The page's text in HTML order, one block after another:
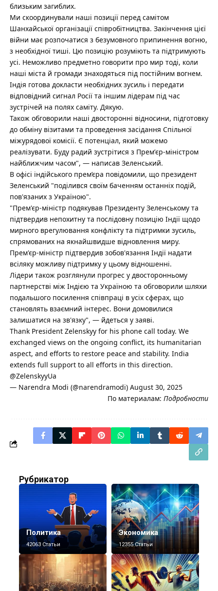
близьким загиблих.
Ми скоординували наші позиції перед самітом
Шанхайської організації співробітництва. Закінчення цієї
війни має розпочатися з безумовного припинення вогню,
з необхідної тиші. Цю позицію розуміють та підтримують
усі. Неможливо предметно говорити про мир тоді, коли
наші міста й громади знаходяться під постійним вогнем.
Індія готова докласти необхідних зусиль і передати
відповідний сигнал Росії та іншим лідерам під час
зустрічей на полях саміту. Дякую.
Також обговорили наші двосторонні відносини, підготовку
до обміну візитами та проведення засідання Спільної
міжурядової комісії. Є потенціал, який можемо
реалізувати. Буду радий зустрітися з Премʼєр-міністром
найближчим часом", — написав Зеленський.
В офісі індійського прем’єра повідомили, що президент
Зеленський "поділився своїм баченням останніх подій,
пов'язаних з Україною".
"Прем'єр-міністр подякував Президенту Зеленському та
підтвердив непохитну та послідовну позицію Індії щодо
мирного врегулювання конфлікту та підтримки зусиль,
спрямованих на якнайшвидше відновлення миру.
Прем'єр-міністр підтвердив зобов'язання Індії надати
всіляку можливу підтримку у цьому відношенні.
Лідери також розглянули прогрес у двосторонньому
партнерстві між Індією та Україною та обговорили шляхи
подальшого посилення співпраці в усіх сферах, що
становлять взаємний інтерес. Вони домовилися
залишатися на зв'язку", — йдеться у заяві.
Thank President Zelenskyy for his phone call today. We
exchanged views on the ongoing conflict, its humanitarian
aspect, and efforts to restore peace and stability. India
extends full support to all efforts in this direction.
@ZelenskyyUa
— Narendra Modi (@narendramodi) August 30, 2025
По материалам: Подробности
Рубрикатор
Политика
42063 Статьи
Экономика
12355 Статьи